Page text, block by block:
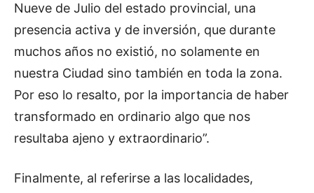
Nueve de Julio del estado provincial, una
presencia activa y de inversión, que durante
muchos años no existió, no solamente en
nuestra Ciudad sino también en toda la zona.
Por eso lo resalto, por la importancia de haber
transformado en ordinario algo que nos
resultaba ajeno y extraordinario”.
Finalmente, al referirse a las localidades,